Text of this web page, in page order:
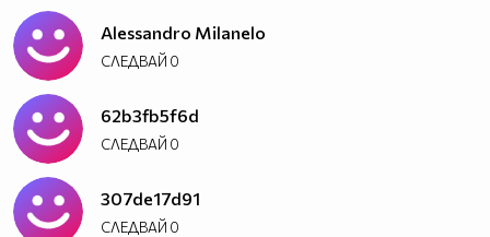
Alessandro Milanelo
СЛЕДВАЙ 0
62b3fb5f6d
СЛЕДВАЙ 0
307de17d91
СЛЕДВАЙ 0